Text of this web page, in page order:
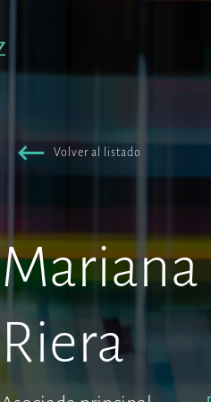
Volver al listado
Mariana
Riera